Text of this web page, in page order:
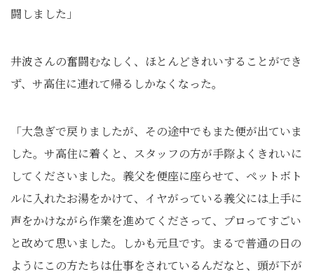
闘しました」
井波さんの奮闘むなしく、ほとんどきれいすることができ
ず、サ高住に連れて帰るしかなくなった。
「大急ぎで戻りましたが、その途中でもまた便が出ていま
した。サ高住に着くと、スタッフの方が手際よくきれいに
してくださいました。義父を便座に座らせて、ペットボト
ルに入れたお湯をかけて、イヤがっている義父には上手に
声をかけながら作業を進めてくださって、プロってすごい
と改めて思いました。しかも元旦です。まるで普通の日の
ようにこの方たちは仕事をされているんだなと、頭が下が